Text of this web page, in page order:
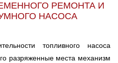
РЕМОНТА И
НАСОСА
топливного насоса
разряженные места механизм